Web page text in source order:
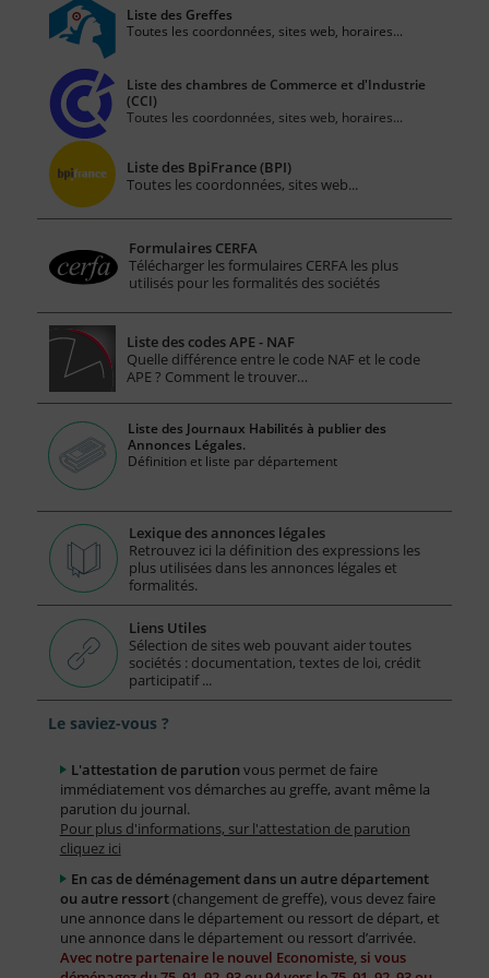
Liste des Greffes
Toutes les coordonnées, sites web, horaires...
Liste des chambres de Commerce et d'Industrie
(CCI)
Toutes les coordonnées, sites web, horaires...
Liste des BpiFrance (BPI)
Toutes les coordonnées, sites web...
Formulaires CERFA
Télécharger les formulaires CERFA les plus
utilisés pour les formalités des sociétés
Liste des codes APE - NAF
Quelle différence entre le code NAF et le code
APE ? Comment le trouver…
Liste des Journaux Habilités à publier des
Annonces Légales.
Définition et liste par département
Lexique des annonces légales
Retrouvez ici la définition des expressions les
plus utilisées dans les annonces légales et
formalités.
Liens Utiles
Sélection de sites web pouvant aider toutes
sociétés : documentation, textes de loi, crédit
participatif ...
Le saviez-vous ?
L'attestation de parution vous permet de faire
immédiatement vos démarches au greffe, avant même la
parution du journal.
Pour plus d'informations, sur l'attestation de parution
cliquez ici
En cas de déménagement dans un autre département
ou autre ressort(changement de greffe), vous devez faire
une annonce dans le département ou ressort de départ, et
une annonce dans le département ou ressort d’arrivée.
Avec notre partenaire le nouvel Economiste, si vous